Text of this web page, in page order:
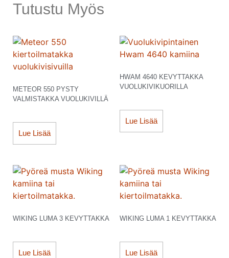
Tutustu Myös
METEOR 550 PYSTY
VALMISTAKKA VUOLUKIVILLÄ
Lue Lisää
HWAM 4640 KEVYTTAKKA
VUOLUKIVIKUORILLA
Lue Lisää
WIKING LUMA 3 KEVYTTAKKA
Lue Lisää
WIKING LUMA 1 KEVYTTAKKA
Lue Lisää